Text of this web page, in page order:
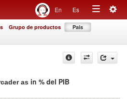
En Es
Toggle
Grupo de productos País
as in % del PIB